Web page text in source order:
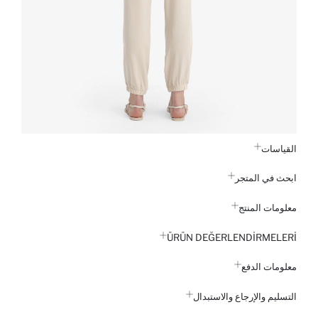
القياسات
ابحث في المتجر
معلومات المنتج
ÜRÜN DEĞERLENDİRMELERİ
معلومات الدفع
التسليم والإرجاع والاستبدال